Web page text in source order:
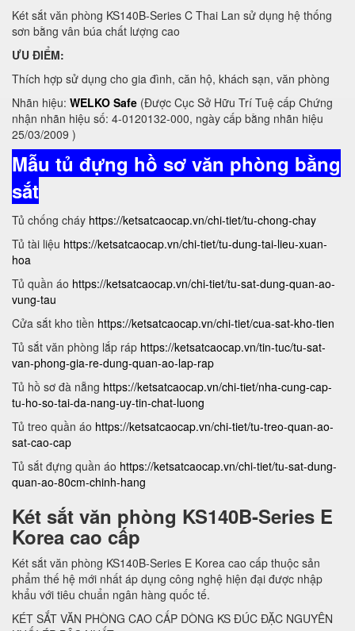
Két sắt văn phòng KS140B-Series C Thai Lan sử dụng hệ thống
sơn bằng vân búa chất lượng cao
ƯU ĐIỂM:
Thích hợp sử dụng cho gia đình, căn hộ, khách sạn, văn phòng
Nhãn hiệu: WELKO Safe (Được Cục Sở Hữu Trí Tuệ cấp Chứng
nhận nhãn hiệu số: 4-0120132-000, ngày cấp bằng nhãn hiệu
25/03/2009 )
Mẫu tủ đựng hồ sơ văn phòng bằng
sắt
Tủ chống cháy https://ketsatcaocap.vn/chi-tiet/tu-chong-chay
Tủ tài liệu https://ketsatcaocap.vn/chi-tiet/tu-dung-tai-lieu-xuan-
hoa
Tủ quần áo https://ketsatcaocap.vn/chi-tiet/tu-sat-dung-quan-ao-
vung-tau
Cửa sắt kho tiền https://ketsatcaocap.vn/chi-tiet/cua-sat-kho-tien
Tủ sắt văn phòng lắp ráp https://ketsatcaocap.vn/tin-tuc/tu-sat-
van-phong-gia-re-dung-quan-ao-lap-rap
Tủ hồ sơ đà nẵng https://ketsatcaocap.vn/chi-tiet/nha-cung-cap-
tu-ho-so-tai-da-nang-uy-tin-chat-luong
Tủ treo quần áo https://ketsatcaocap.vn/chi-tiet/tu-treo-quan-ao-
sat-cao-cap
Tủ sắt đựng quần áo https://ketsatcaocap.vn/chi-tiet/tu-sat-dung-
quan-ao-80cm-chinh-hang
Két sắt văn phòng KS140B-Series E
Korea cao cấp
Két sắt văn phòng KS140B-Series E Korea cao cấp thuộc sản
phẩm thế hệ mới nhất áp dụng công nghệ hiện đại được nhập
khẩu với tiêu chuẩn ngân hàng quốc tế.
KÉT SẮT VĂN PHÒNG CAO CẤP DÒNG KS ĐÚC ĐẶC NGUYÊN